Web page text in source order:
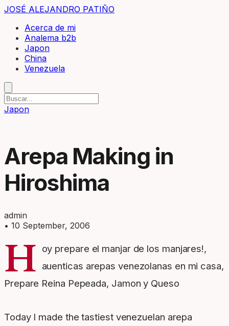
JOSÉ ALEJANDRO PATIÑO
Acerca de mi
Analema b2b
Japon
China
Venezuela
Japon
Arepa Making in
Hiroshima
admin
• 10 September, 2006
H oy prepare el manjar de los manjares!,
auenticas arepas venezolanas en mi casa,
Prepare Reina Pepeada, Jamon y Queso
Today I made the tastiest venezuelan arepa